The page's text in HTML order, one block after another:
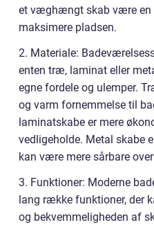
et væghængt skab være
maksimere pladsen.
2. Materiale:
enten træ, laminat eller
egne fordele og ulemper.
og varm fornemmelse til
laminatskabe er mere
vedligeholde. Metal skabe
kan være mere sårbare
3. Funktioner: Moderne
lang række funktioner, der
og bekvemmeligheden af